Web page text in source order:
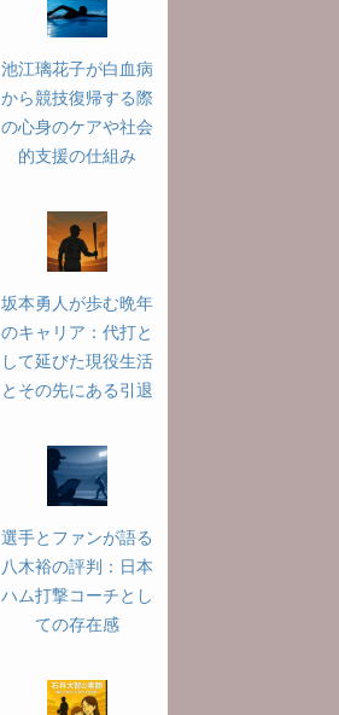
池江璃花子が白血病
から競技復帰する際
の心身のケアや社会
的支援の仕組み
坂本勇人が歩む晩年
のキャリア：代打と
して延びた現役生活
とその先にある引退
選手とファンが語る
八木裕の評判：日本
ハム打撃コーチとし
ての存在感